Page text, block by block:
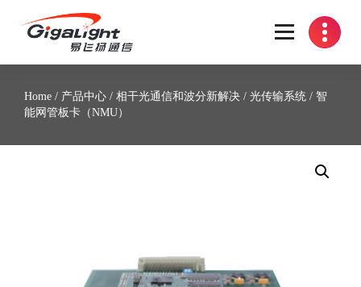
开放光网络器件的向导
Home / 产品中心 / 相干光通信和波分新解决 / 光传输系统 / 智
能网管板卡（NMU）